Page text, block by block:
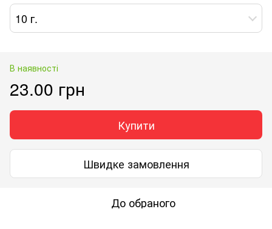
10 г.
В наявності
23.00 грн
Купити
Швидке замовлення
До обраного